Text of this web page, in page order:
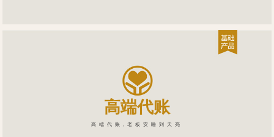
高端代账
高端代账,老板安睡到天亮